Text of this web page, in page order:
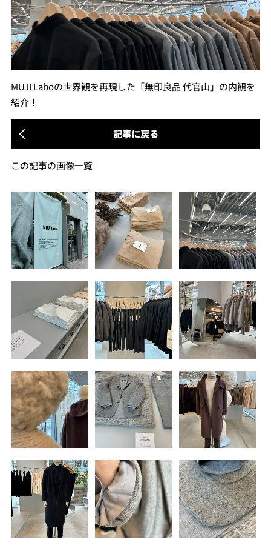
MUJI Laboの世界観を再現した「無印良品 代官山」の内観を
紹介！
記事に戻る
この記事の画像一覧